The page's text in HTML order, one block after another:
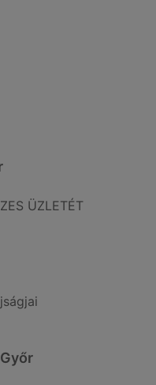
ÜZLETÉT